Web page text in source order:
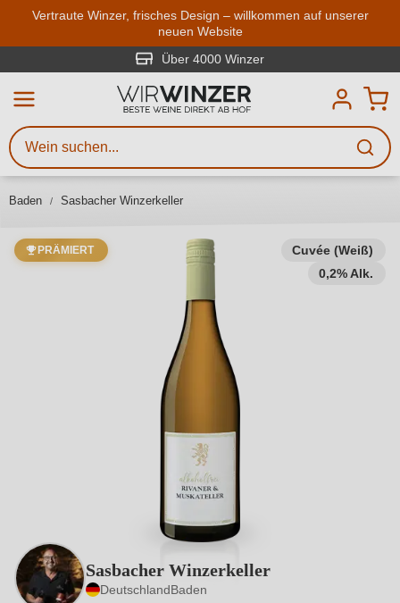
Zum Hauptinhalt springen
Vertraute Winzer, frisches Design – willkommen auf unserer
neuen Website
Über 4000 Winzer
Baden Sasbacher Winzerkeller
Cuvée (Weiß)
0,2% Alk.
PRÄMIERT
Sasbacher Winzerkeller
DeutschlandBaden
Weinsuche
Mindestens 3 Zeichen eingeben
Beschreiben Sie, welchen Wein
Sie suchen – ob nach Geschmack,